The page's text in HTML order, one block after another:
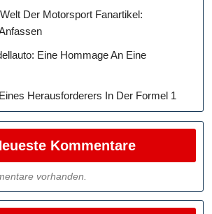
Der Motorsport Fanartikel:
Eine Hommage An Eine
Herausforderers In Der Formel 1
Kommentare
vorhanden.